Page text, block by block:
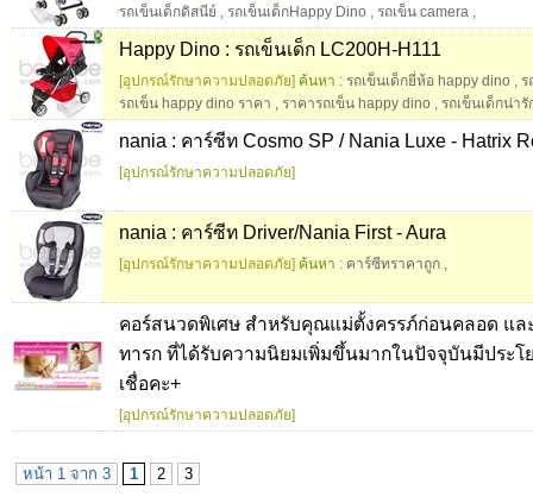
รถเข็นเด็กดิสนีย์ , รถเข็นเด็กHappy Dino , รถเข็น camera ,
Happy Dino : รถเข็นเด็ก LC200H-H111
[อุปกรณ์รักษาความปลอดภัย] ค้นหา : รถเข็นเด็กยี่ห้อ happy dino , ร
รถเข็น happy dino ราคา , ราคารถเข็น happy dino , รถเข็นเด็กน่ารั
nania : คาร์ซีท Cosmo SP / Nania Luxe - Hatrix
[อุปกรณ์รักษาความปลอดภัย]
nania : คาร์ซีท Driver/Nania First - Aura
[อุปกรณ์รักษาความปลอดภัย] ค้นหา : คาร์ซีทราคาถูก ,
คอร์สนวดพิเศษ สำหรับคุณแม่ตั้งครรภ์ก่อนคลอด แ
ทารก ที่ได้รับความนิยมเพิ่มขึ้นมากในปัจจุบันมีประโ
เชื่อคะ+
[อุปกรณ์รักษาความปลอดภัย]
หน้า 1 จาก 3 1 2 3